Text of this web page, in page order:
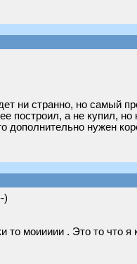
ни странно, но самый
построил, а не купил, но
дополнительно нужен
)
моиииии . Это то что